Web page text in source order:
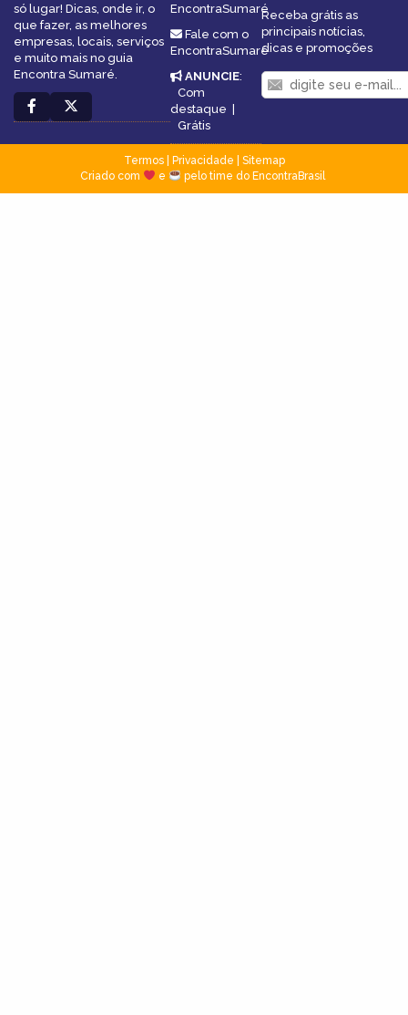
só lugar! Dicas, onde ir, o
que fazer, as melhores
empresas, locais, serviços
e muito mais no guia
Encontra Sumaré.
EncontraSumaré
Fale com o
EncontraSumaré
ANUNCIE:
Com
destaque |
Grátis
Receba grátis as
principais notícias,
dicas e promoções
Termos| Privacidade
Sitemap
Criado com
e pelo time do EncontraBrasil